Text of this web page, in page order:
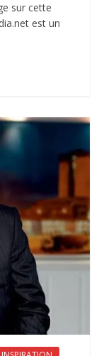
sur cette
est un